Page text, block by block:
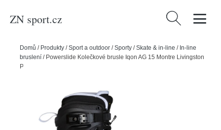
ZN sport.cz Vyhledávání
Domů / Produkty /Sport a outdoor /Sporty /Skate & in-line / In-line
bruslení / Powerslide Kolečkové brusle Iqon AG 15 Montre Livingston
Pro Skate White/Black, 38, 4x, 58